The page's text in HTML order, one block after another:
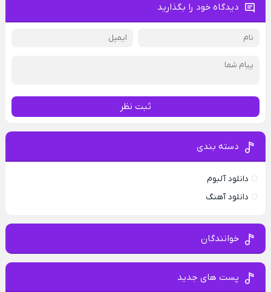
دیدگاه خود را بگذارید
ثبت نظر
دسته بندی
دانلود آلبوم
دانلود آهنگ
خوانندگان
پست های جدید